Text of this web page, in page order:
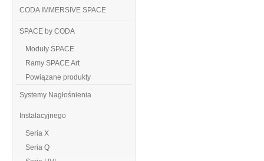
CODA IMMERSIVE SPACE
SPACE by CODA
Moduły SPACE
Ramy SPACE Art
Powiązane produkty
Systemy Nagłośnienia
Instalacyjnego
Seria X
Seria Q